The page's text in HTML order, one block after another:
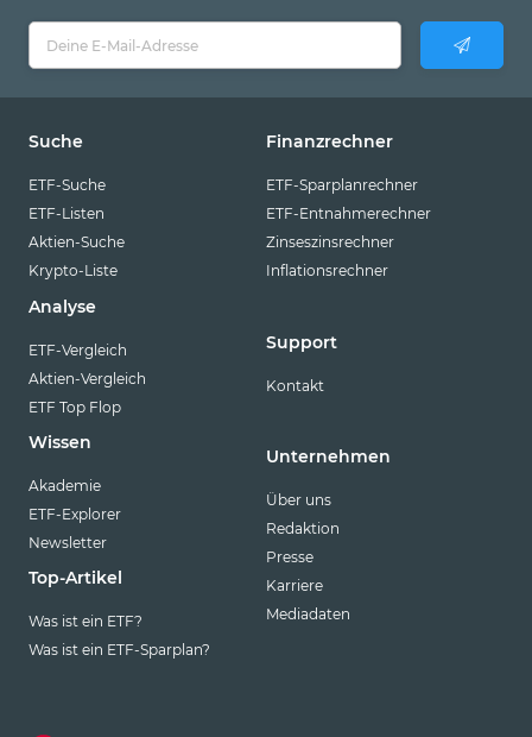
Suche
ETF-Suche
ETF-Listen
Aktien-Suche
Krypto-Liste
Analyse
ETF-Vergleich
Aktien-Vergleich
ETF Top Flop
Wissen
Akademie
ETF-Explorer
Newsletter
Top-Artikel
Was ist ein ETF?
Was ist ein ETF-Sparplan?
Finanzrechner
ETF-Sparplanrechner
ETF-Entnahmerechner
Zinseszinsrechner
Inflationsrechner
Support
Kontakt
Unternehmen
Über uns
Redaktion
Presse
Karriere
Mediadaten